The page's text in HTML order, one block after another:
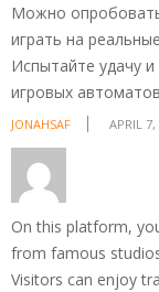
Можно опробовать
играть на
Испытайте удачу
игровых
JONAHSAF APRIL
On this platform,
from famous
Visitors can enjoy